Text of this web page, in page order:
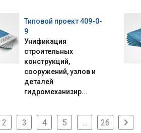
Типовой проект 409-0-
9
Унификация
строительных
конструкций,
сооружений, узлов и
деталей
гидромеханизир...
2 3 4 5 26